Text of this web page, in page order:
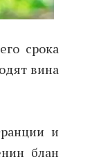
срока
вина
и
блан